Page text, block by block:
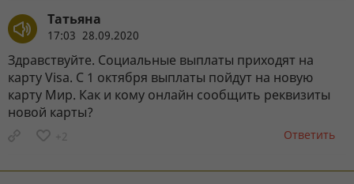
Татьяна
17:03 28.09.2020
Здравствуйте. Социальные выплаты приходят на
карту Visa. С 1 октября выплаты пойдут на новую
карту Мир. Как и кому онлайн сообщить реквизиты
новой карты?
+2 Ответить